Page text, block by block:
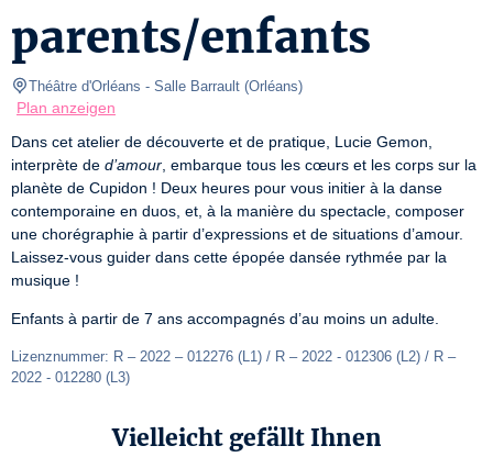
parents/enfants
Théâtre d'Orléans - Salle Barrault (Orléans)
Plan anzeigen
Dans cet atelier de découverte et de pratique, Lucie Gemon,
interprète de d’amour , embarque tous les cœurs et les corps sur la
planète de Cupidon ! Deux heures pour vous initier à la danse
contemporaine en duos, et, à la manière du spectacle, composer
une chorégraphie à partir d’expressions et de situations d’amour.
Laissez-vous guider dans cette épopée dansée rythmée par la
musique !
Enfants à partir de 7 ans accompagnés d’au moins un adulte.
Lizenznummer: R – 2022 – 012276 (L1) / R – 2022 - 012306 (L2) / R –
2022 - 012280 (L3)
Vielleicht gefällt Ihnen